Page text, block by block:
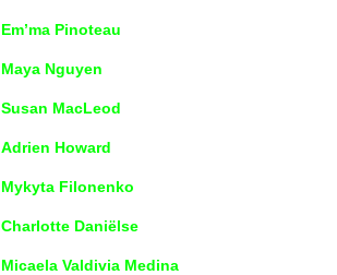
Em’ma Pinoteau
Maya Nguyen
Susan MacLeod
Adrien Howard
Mykyta Filonenko
Charlotte Daniëlse
Micaela Valdivia Medina